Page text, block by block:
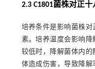
2.3 C1801菌株对正
培养条件是影响菌株对
素。培养温度会影响
较低时，降解菌体内
体造成伤害，导致降